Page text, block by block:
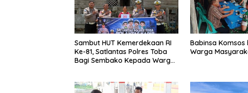
Sambut HUT Kemerdekaan RI
Ke-81, Satlantas Polres Toba
Bagi Sembako Kepada Warga
Babinsa Komsos
Warga